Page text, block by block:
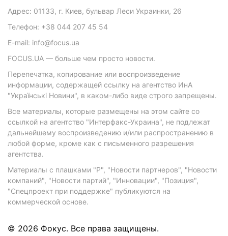
Адрес: 01133, г. Киев, бульвар Леси Украинки, 26
Телефон: +38 044 207 45 54
E-mail: info@focus.ua
FOCUS.UA — больше чем просто новости.
Перепечатка, копирование или воспроизведение
информации, содержащей ссылку на агентство ИнА
"Українські Новини", в каком-либо виде строго запрещены.
Все материалы, которые размещены на этом сайте со
ссылкой на агентство "Интерфакс-Украина", не подлежат
дальнейшему воспроизведению и/или распространению в
любой форме, кроме как с письменного разрешения
агентства.
Материалы с плашками "Р", "Новости партнеров", "Новости
компаний", "Новости партий", "Инновации", "Позиция",
"Спецпроект при поддержке" публикуются на
коммерческой основе.
© 2026 Фокус. Все права защищены.